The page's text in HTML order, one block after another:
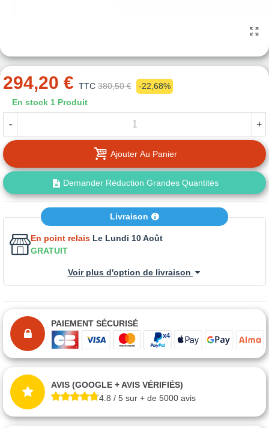
294,20 € TTC 380,50 €
-22,68%
En stock 1 Produit
- +
Ajouter Au Panier
Demander Réduction Grandes Quantités
Livraison
En point relais Le Lundi 10 Août
GRATUIT
Voir plus d'option de livraison
PAIEMENT SÉCURISÉ
AVIS (GOOGLE + AVIS VÉRIFIÉS)
4.8 / 5 sur + de 5000 avis